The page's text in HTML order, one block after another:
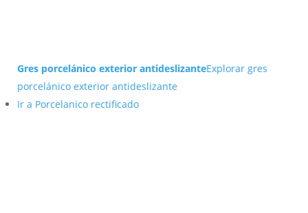
Gres porcelánico exterior antideslizanteExplorar gres
porcelánico exterior antideslizante
Ir a Porcelanico rectificado